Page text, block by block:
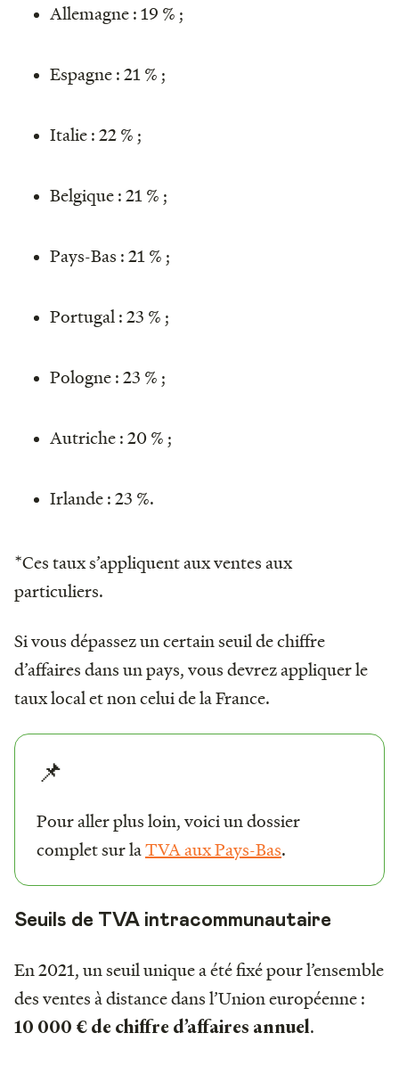
Allemagne : 19 % ;
Espagne : 21 % ;
Italie : 22 % ;
Belgique : 21 % ;
Pays-Bas : 21 % ;
Portugal : 23 % ;
Pologne : 23 % ;
Autriche : 20 % ;
Irlande : 23 %.
*Ces taux s’appliquent aux ventes aux
particuliers.
Si vous dépassez un certain seuil de chiffre
d’affaires dans un pays, vous devrez appliquer le
taux local et non celui de la France.
📌
Pour aller plus loin, voici un dossier
complet sur laTVA aux Pays-Bas.
Seuils de TVA intracommunautaire
En 2021, un seuil unique a été fixé pour l’ensemble
des ventes à distance dans l’Union européenne :
10 000 € de chiffre d’affaires annuel .